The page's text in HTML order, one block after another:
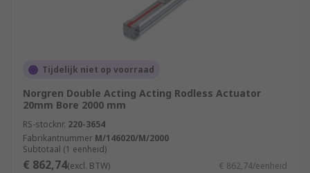
Tijdelijk niet op voorraad
Norgren Double Acting Acting Rodless Actuator
20mm Bore 2000 mm
RS-stocknr. 220-3654
Fabrikantnummer M/146020/M/2000
Subtotaal (1 eenheid)
€ 862,74(excl. BTW) € 862,74/eenheid